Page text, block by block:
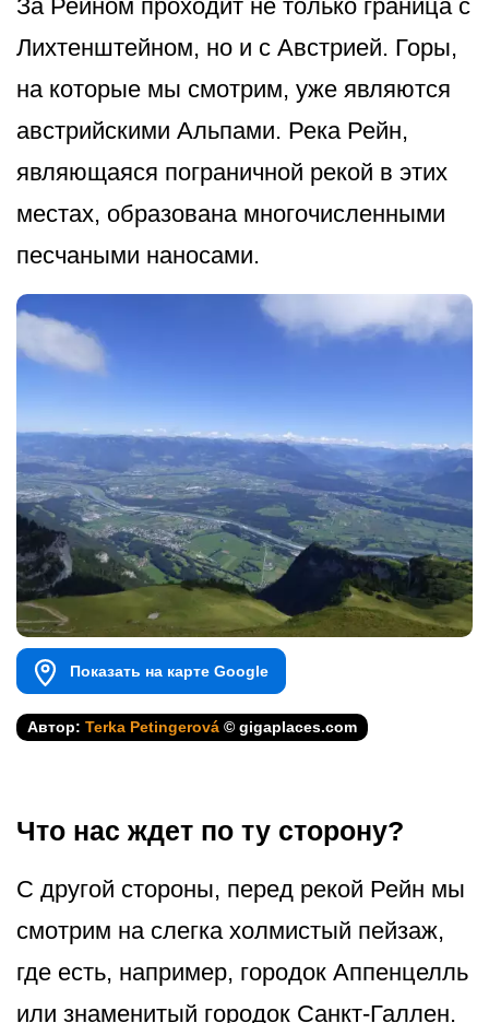
За Рейном проходит не только граница с
Лихтенштейном, но и с Австрией. Горы,
на которые мы смотрим, уже являются
австрийскими Альпами. Река Рейн,
являющаяся пограничной рекой в этих
местах, образована многочисленными
песчаными наносами.
Показать на карте Google
Автор: Terka Petingerová © gigaplaces.com
Что нас ждет по ту сторону?
С другой стороны, перед рекой Рейн мы
смотрим на слегка холмистый пейзаж,
где есть, например, городок Аппенцелль
или знаменитый городок Санкт-Галлен.